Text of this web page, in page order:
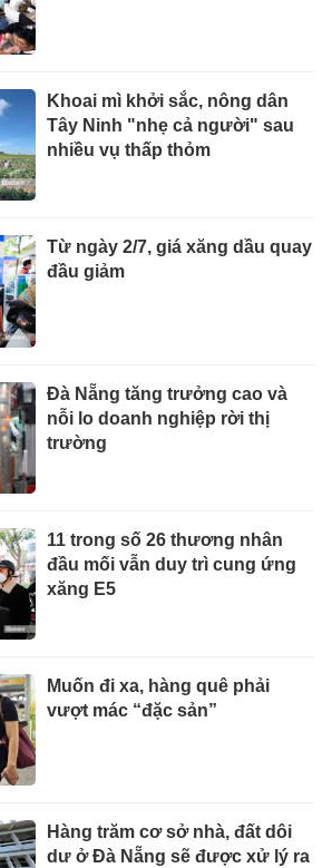
Khoai mì khởi sắc, nông dân
Tây Ninh "nhẹ cả người" sau
nhiều vụ thấp thỏm
Từ ngày 2/7, giá xăng dầu quay
đầu giảm
Đà Nẵng tăng trưởng cao và
nỗi lo doanh nghiệp rời thị
trường
11 trong số 26 thương nhân
đầu mối vẫn duy trì cung ứng
xăng E5
Muốn đi xa, hàng quê phải
vượt mác “đặc sản”
Hàng trăm cơ sở nhà, đất dôi
dư ở Đà Nẵng sẽ được xử lý ra